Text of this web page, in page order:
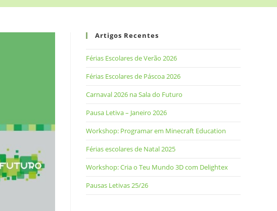
Artigos Recentes
Férias Escolares de Verão 2026
Férias Escolares de Páscoa 2026
Carnaval 2026 na Sala do Futuro
Pausa Letiva – Janeiro 2026
Workshop: Programar em Minecraft Education
Férias escolares de Natal 2025
Workshop: Cria o Teu Mundo 3D com Delightex
Pausas Letivas 25/26